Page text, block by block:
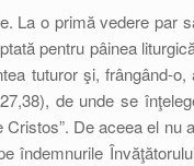
La o primă vedere par
pentru pâinea
tuturor şi, frângând-o,
de unde se
De aceea el nu
îndemnurile